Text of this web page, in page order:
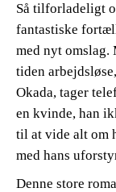
Så tilforladeligt
fantastiske
med nyt
tiden
Okada, tager
en kvinde, han
til at vide alt om
med hans
Denne store